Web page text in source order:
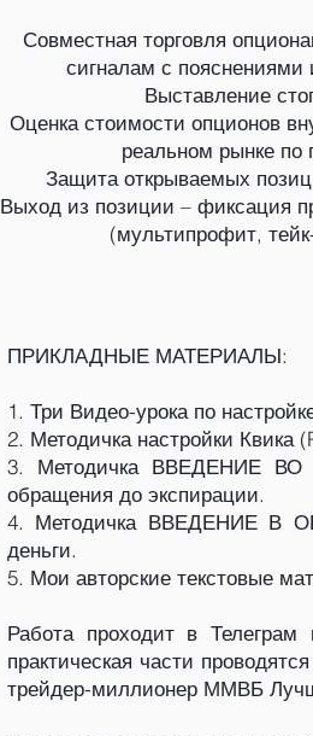
Совместная торговля
сигналам с
Выставление
Оценка стоимости опционов
реальном рынке
Защита открываемых
Выход из позиции – фиксация
(мультипрофит,
ПРИКЛАДНЫЕ МАТЕРИАЛЫ:
1. Три Видео-урока по
2. Методичка настройки Квика
3. Методичка ВВЕДЕНИЕ ВО
обращения до экспирации.
4. Методичка ВВЕДЕНИЕ В
деньги.
5. Мои авторские текстовые
Работа проходит в
практическая части
трейдер-миллионер ММВБ